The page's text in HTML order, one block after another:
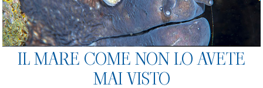
IL MARE COME NON LO AVETE
MAI VISTO